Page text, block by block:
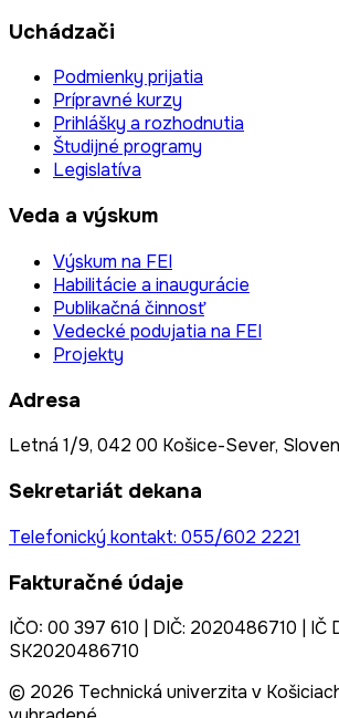
Uchádzači
Podmienky prijatia
Prípravné kurzy
Prihlášky a rozhodnutia
Študijné programy
Legislatíva
Veda a výskum
Výskum na FEI
Habilitácie a inaugurácie
Publikačná činnosť
Vedecké podujatia na FEI
Projekty
Adresa
Letná 1/9, 042 00 Košice-Sever,
Sekretariát dekana
Telefonický kontakt: 055/602 2221
Fakturačné údaje
IČO: 00 397 610 | DIČ: 2020486710 | IČ
SK2020486710
© 2026 Technická univerzita v